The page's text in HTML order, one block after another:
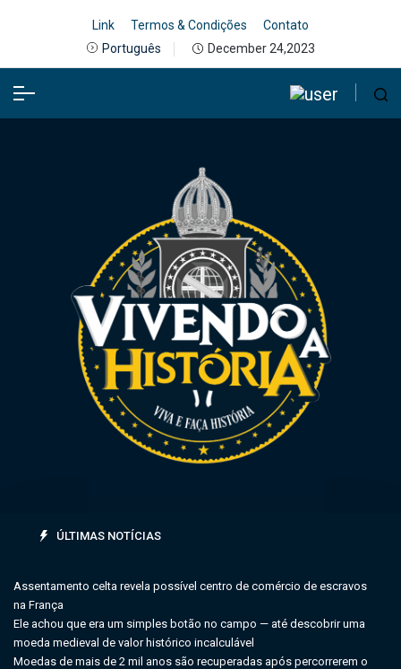
Link Termos & Condições
Contato
Português
December 24,2023
ÚLTIMAS NOTÍCIAS
Assentamento celta revela possível centro de comércio de escravos
na França
Ele achou que era um simples botão no campo — até descobrir uma
moeda medieval de valor histórico incalculável
Moedas de mais de 2 mil anos são recuperadas após percorrerem o